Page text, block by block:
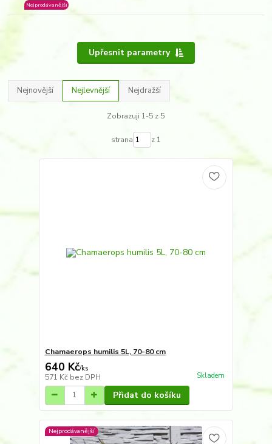
Nejprodávanější
Upřesnit parametry
Nejnovější Nejlevnější Nejdražší
Zobrazuji 1-5 z 5
strana z 1
Chamaerops humilis 5L, 70-80 cm
640 Kč/ks
571 Kč bez DPH Skladem
Přidat do košíku
Nejprodávanější